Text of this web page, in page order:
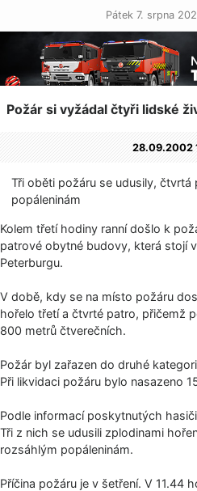
Pátek 7. srpna
Požár si vyžádal čtyři lidské
28.09.2002
Tři oběti požáru se udusily, čtvrtá
popáleninám
Kolem třetí hodiny ranní došlo k
patrové obytné budovy, která stojí
Peterburgu.
V době, kdy se na místo požáru
hořelo třetí a čtvrté patro, přičemž
800 metrů čtverečních.
Požár byl zařazen do druhé
Při likvidaci požáru bylo nasazeno
Podle informací poskytnutých
Tři z nich se udusili zplodinami
rozsáhlým popáleninám.
Příčina požáru je v šetření. V 11.44